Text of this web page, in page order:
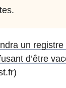
un registre
d’être